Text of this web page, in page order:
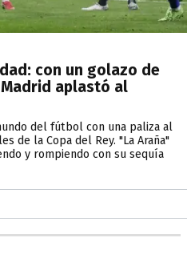
con un golazo de
aplastó al
del fútbol con una paliza al
de la Copa del Rey. "La Araña"
y rompiendo con su sequía